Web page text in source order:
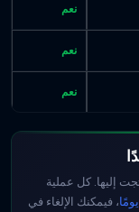
نعم
نعم
نعم
إليها. كل عملية
، فيمكنك الإلغاء في